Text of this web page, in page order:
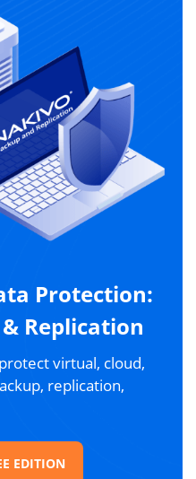
Protection:
Replication
virtual, cloud,
replication,
EDITION